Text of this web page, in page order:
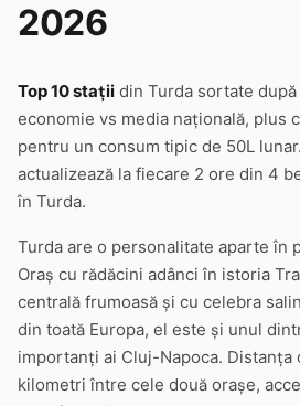
2026
Top 10 stații din Turda sortate după
economie vs media națională, plus
pentru un consum tipic de 50L
actualizează la fiecare 2 ore din 4
în Turda.
Turda are o personalitate aparte în
Oraș cu rădăcini adânci în istoria
centrală frumoasă și cu celebra
din toată Europa, el este și unul
importanți ai Cluj-Napoca. Distanța
kilometri între cele două orașe,